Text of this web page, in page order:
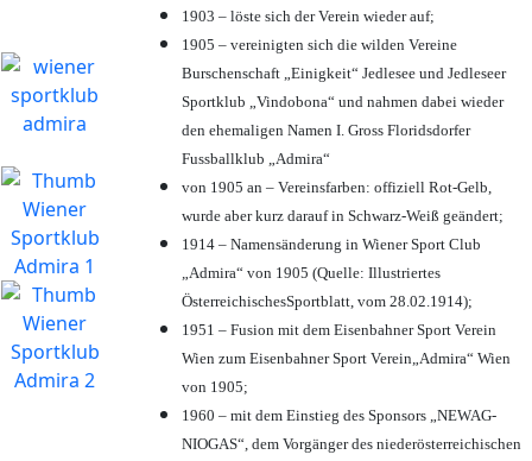
1903 – löste sich der Verein wieder auf;
1905 – vereinigten sich die wilden Vereine
Burschenschaft „Einigkeit“ Jedlesee und Jedleseer
Sportklub „Vindobona“ und nahmen dabei wieder
den ehemaligen Namen I. Gross Floridsdorfer
Fussballklub „Admira“
von 1905 an – Vereinsfarben: offiziell Rot-Gelb,
wurde aber kurz darauf in Schwarz-Weiß geändert;
1914 – Namensänderung in Wiener Sport Club
„Admira“ von 1905 (Quelle: Illustriertes
ÖsterreichischesSportblatt, vom 28.02.1914);
1951 – Fusion mit dem Eisenbahner Sport Verein
Wien zum Eisenbahner Sport Verein„Admira“ Wien
von 1905;
1960 – mit dem Einstieg des Sponsors „NEWAG-
NIOGAS“, dem Vorgänger des niederösterreichischen